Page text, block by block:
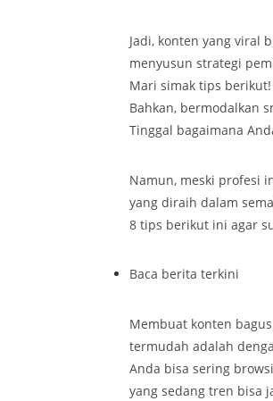
Jadi, konten yang viral
menyusun strategi
Mari simak tips
Bahkan, bermodalkan
Tinggal bagaimana
Namun, meski profesi
yang diraih dalam
8 tips berikut ini agar
Baca berita terkini
Membuat konten
termudah adalah
Anda bisa sering
yang sedang tren bisa